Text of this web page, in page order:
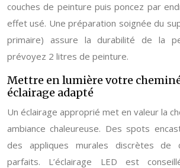
couches de peinture puis poncez par
effet usé. Une préparation soignée du
primaire) assure la durabilité de la
prévoyez 2 litres de peinture.
Mettre en lumière votre
éclairage adapté
Un éclairage approprié met en valeur la
ambiance chaleureuse. Des spots
des appliques murales discrètes de
parfaits. L’éclairage LED est